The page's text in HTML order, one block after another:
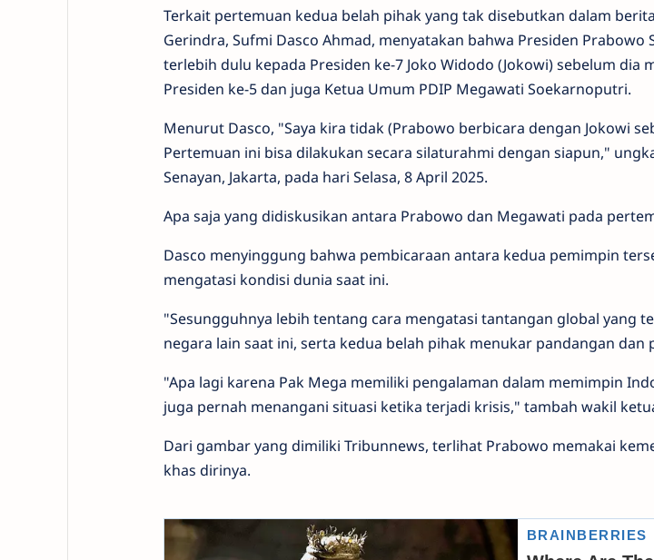
Terkait pertemuan kedua belah pihak yang tak disebutkan dalam
Gerindra, Sufmi Dasco Ahmad, menyatakan bahwa Presiden
terlebih dulu kepada Presiden ke-7 Joko Widodo (Jokowi) sebelum dia
Presiden ke-5 dan juga Ketua Umum PDIP Megawati Soekarnoputri.
Menurut Dasco, "Saya kira tidak (Prabowo berbicara dengan Jokowi
Pertemuan ini bisa dilakukan secara silaturahmi dengan siapun,"
Senayan, Jakarta, pada hari Selasa, 8 April 2025.
Apa saja yang didiskusikan antara Prabowo dan Megawati pada
Dasco menyinggung bahwa pembicaraan antara kedua pemimpin
mengatasi kondisi dunia saat ini.
"Sesungguhnya lebih tentang cara mengatasi tantangan global yang
negara lain saat ini, serta kedua belah pihak menukar pandangan dan
"Apa lagi karena Pak Mega memiliki pengalaman dalam memimpin
juga pernah menangani situasi ketika terjadi krisis," tambah wakil
Dari gambar yang dimiliki Tribunnews, terlihat Prabowo memakai
khas dirinya.